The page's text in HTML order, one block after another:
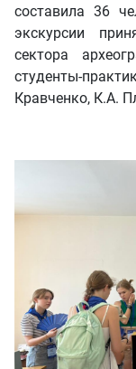
составила 36
экскурсии
сектора
студенты-
Кравченко, К.А.